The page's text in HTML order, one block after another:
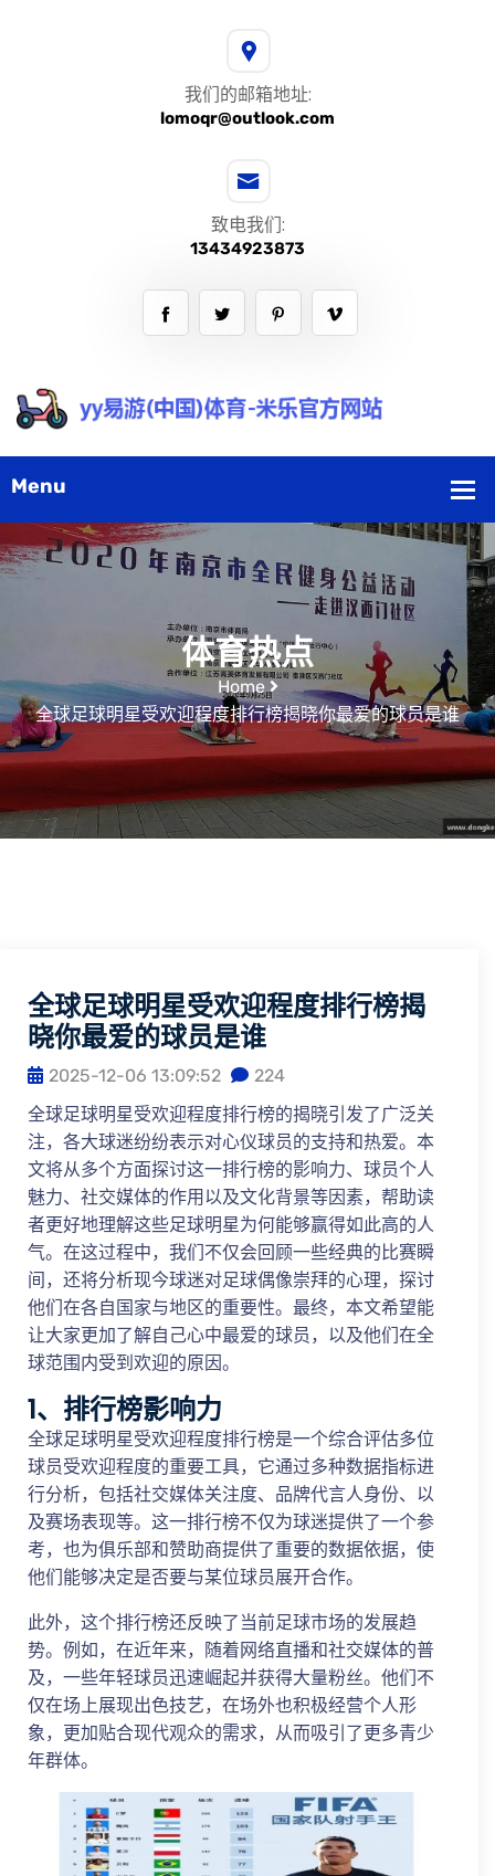
我们的邮箱地址:
lomoqr@outlook.com
致电我们:
13434923873
体育热点
Home
全球足球明星受欢迎程度排行榜揭晓你最爱的球员是谁
全球足球明星受欢迎程度排行榜揭
晓你最爱的球员是谁
2025-12-06 13:09:52
224
全球足球明星受欢迎程度排行榜的揭晓引发了广泛关
注，各大球迷纷纷表示对心仪球员的支持和热爱。本
文将从多个方面探讨这一排行榜的影响力、球员个人
魅力、社交媒体的作用以及文化背景等因素，帮助读
者更好地理解这些足球明星为何能够赢得如此高的人
气。在这过程中，我们不仅会回顾一些经典的比赛瞬
间，还将分析现今球迷对足球偶像崇拜的心理，探讨
他们在各自国家与地区的重要性。最终，本文希望能
让大家更加了解自己心中最爱的球员，以及他们在全
球范围内受到欢迎的原因。
1、排行榜影响力
全球足球明星受欢迎程度排行榜是一个综合评估多位
球员受欢迎程度的重要工具，它通过多种数据指标进
行分析，包括社交媒体关注度、品牌代言人身份、以
及赛场表现等。这一排行榜不仅为球迷提供了一个参
考，也为俱乐部和赞助商提供了重要的数据依据，使
他们能够决定是否要与某位球员展开合作。
此外，这个排行榜还反映了当前足球市场的发展趋
势。例如，在近年来，随着网络直播和社交媒体的普
及，一些年轻球员迅速崛起并获得大量粉丝。他们不
仅在场上展现出色技艺，在场外也积极经营个人形
象，更加贴合现代观众的需求，从而吸引了更多青少
年群体。